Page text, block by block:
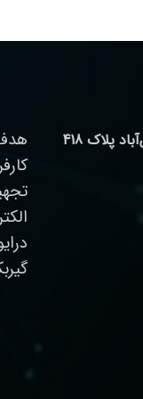
تهران – خیابان کاشانی- نبش حسن‌آباد پلاک 418